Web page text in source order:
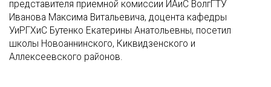
представителя приемной комиссии ИАиС ВолгГТУ
Иванова Максима Витальевича, доцента кафедры
УиРГХиС Бутенко Екатерины Анатольевны, посетил
школы Новоаннинского, Киквидзенского и
Аллексеевского районов.